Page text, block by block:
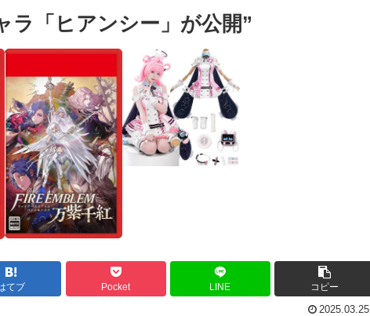
ラ「ヒアンシー」が公開”
てブ Pocket LINE コピー
2025.03.25